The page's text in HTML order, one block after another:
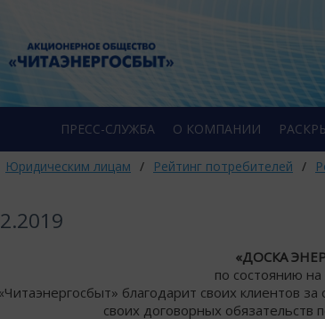
ПРЕСС-СЛУЖБА О КОМПАНИИ
Юридическим лицам / Рейтинг потребителей /
«ДОСКА
по состоянию
благодарит своих клиентов
своих договорных обязательств